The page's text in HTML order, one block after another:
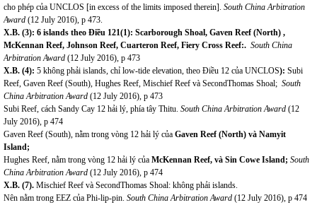
cho phép của UNCLOS [in excess of the limits imposed therein]. South China Arbitration
Award (12 July 2016), p 473.
X.B. (3): 6 islands theo Điều 121(1): Scarborough Shoal, Gaven Reef (North) ,
McKennan Reef, Johnson Reef, Cuarteron Reef, Fiery Cross Reef:. South China
Arbitration Award (12 July 2016), p 473
X.B. (4): 5 không phải islands, chỉ low-tide elevation, theo Điều 12 của UNCLOS): Subi
Reef, Gaven Reef (South), Hughes Reef, Mischief Reef và SecondThomas Shoal; South
China Arbitration Award (12 July 2016), p 473
Subi Reef, cách Sandy Cay 12 hải lý, phía tây Thitu. South China Arbitration Award (12
July 2016), p 474
Gaven Reef (South), nằm trong vòng 12 hải lý của Gaven Reef (North) và Namyit
Island;
Hughes Reef, nằm trong vòng 12 hải lý của McKennan Reef, và Sin Cowe Island; South
China Arbitration Award (12 July 2016), p 474
X.B. (7). Mischief Reef và SecondThomas Shoal: không phải islands.
Nên nằm trong EEZ của Phi-lip-pin. South China Arbitration Award (12 July 2016), p 474